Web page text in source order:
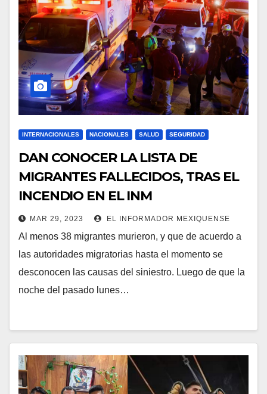
INTERNACIONALES NACIONALES SALUD SEGURIDAD
DAN CONOCER LA LISTA DE
MIGRANTES FALLECIDOS, TRAS EL
INCENDIO EN EL INM
MAR 29, 2023 EL INFORMADOR MEXIQUENSE
Al menos 38 migrantes murieron, y que de acuerdo a
las autoridades migratorias hasta el momento se
desconocen las causas del siniestro. Luego de que la
noche del pasado lunes…